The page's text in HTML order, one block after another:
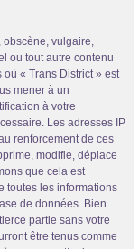
obscène, vulgaire,
ou tout autre contenu
« Trans District » est
mener à un
à votre
Les adresses IP
renforcement de ces
modifie, déplace
que cela est
toutes les informations
de données. Bien
partie sans votre
être tenus comme